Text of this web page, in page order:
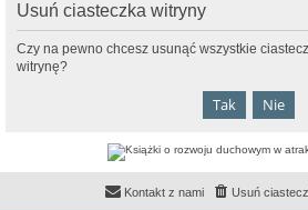
Usuń ciasteczka witryny
Czy na pewno chcesz usunąć wszystkie
witrynę?
Usuń
Kontakt z nami